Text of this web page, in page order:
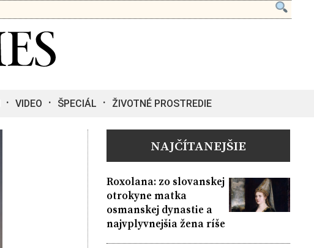
VIDEO ŠPECIÁL ŽIVOTNÉ PROSTREDIE
NAJČÍTANEJŠIE
Roxolana: zo slovanskej
otrokyne matka
osmanskej dynastie a
najvplyvnejšia žena ríše